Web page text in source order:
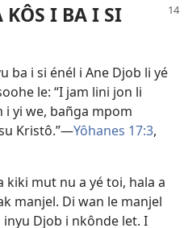
KÔS I BA I SI
ba i si énél i Ane Djob li yé
le: “I jam lini jon li
i yi we, bañga mpom
Kristô.”​—Yôhanes 17:3,
kiki mut nu a yé toi, hala a
manjel. Di wan le manjel
inyu Djob i nkônde let. I